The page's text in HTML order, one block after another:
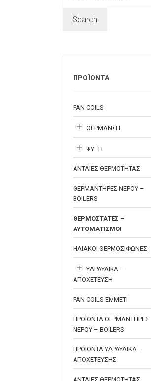
Search
ΠΡΟΪΟΝΤΑ
FAN COILS
ΘΕΡΜΑΝΣΗ
ΨΥΞΗ
ΑΝΤΛΙΕΣ ΘΕΡΜΟΤΗΤΑΣ
ΘΕΡΜΑΝΤΗΡΕΣ ΝΕΡΟΥ –
BOILERS
ΘΕΡΜΟΣΤΑΤΕΣ –
ΑΥΤΟΜΑΤΙΣΜΟΙ
ΗΛΙΑΚΟΙ ΘΕΡΜΟΣΙΦΩΝΕΣ
ΥΔΡΑΥΛΙΚΑ –
ΑΠΟΧΕΤΕΥΣΗ
FAN COILS EMMETI
ΠΡΟΪΟΝΤΑ ΘΕΡΜΑΝΤΗΡΕΣ
ΝΕΡΟΥ – BOILERS
ΠΡΟΪΟΝΤΑ ΥΔΡΑΥΛΙΚΑ –
ΑΠΟΧΕΤΕΥΣΗΣ
ΑΝΤΛΙΕΣ ΘΕΡΜΟΤΗΤΑΣ